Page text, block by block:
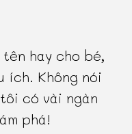
hay cho bé,
ích. Không nói
có vài ngàn
phá!